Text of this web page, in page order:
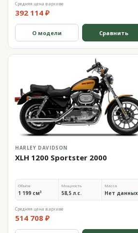
Средняя цена в архиве
392 114 ₽
О модели Сравнить
HARLEY DAVIDSON
XLH 1200 Sportster 2000
Объём
1 199 см³
Мощность
58,5 л.с.
Масса
Нет данных
Средняя цена в архиве
514 708 ₽